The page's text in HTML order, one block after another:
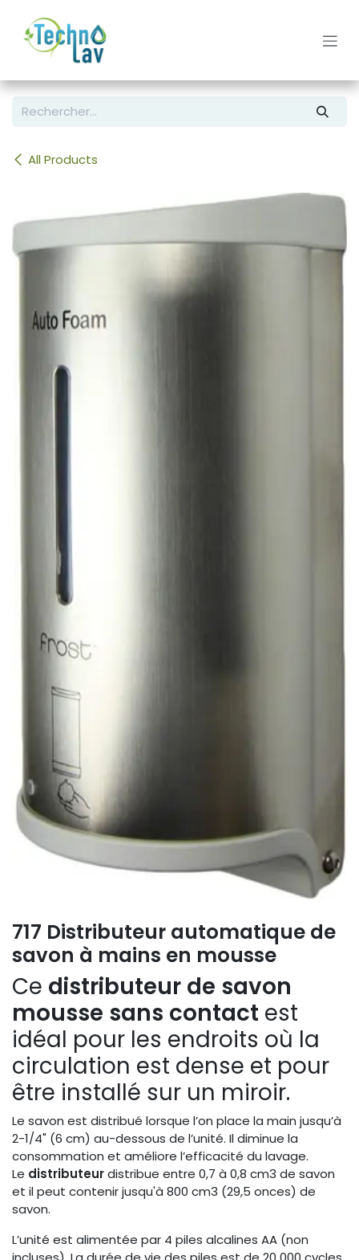
All Products
717 Distributeur automatique de
savon à mains en mousse
Ce distributeur de savon
mousse sans contact est
idéal pour les endroits où la
circulation est dense et pour
être installé sur un miroir.
Le savon est distribué lorsque l’on place la main jusqu’à
2-1/4" (6 cm) au-dessous de l’unité. Il diminue la
consommation et améliore l’efficacité du lavage.
Le distributeurdistribue entre 0,7 à 0,8 cm3 de savon
et il peut contenir jusqu'à 800 cm3 (29,5 onces) de
savon.
L’unité est alimentée par 4 piles alcalines AA (non